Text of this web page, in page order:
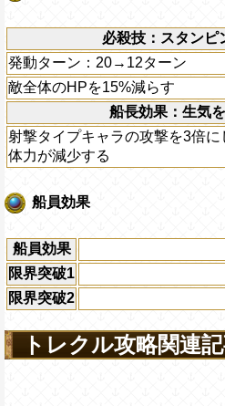
必殺技：スタンピ
発動ターン：20→12ターン
敵全体のHPを15%減らす
船長効果：生気
射撃タイプキャラの攻撃を3倍
体力が減少する
船員効果
船員効果
限界突破1
限界突破2
トレクル攻略関連